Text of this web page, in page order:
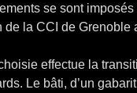
se sont
la CCI de
effectue la
Le bâti, d’un